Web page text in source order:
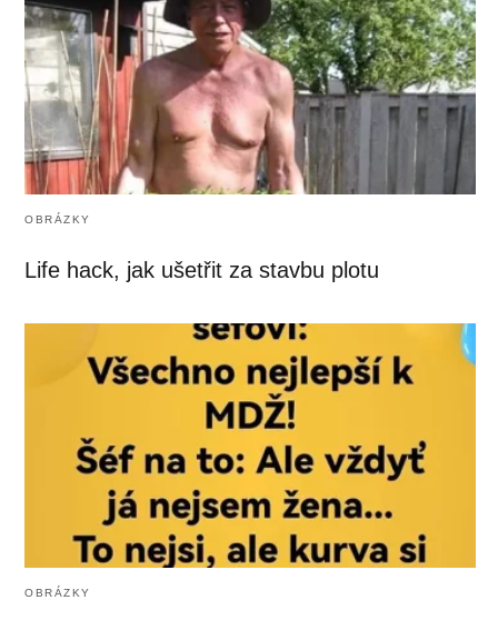
OBRÁZKY
Life hack, jak ušetřit za stavbu plotu
OBRÁZKY